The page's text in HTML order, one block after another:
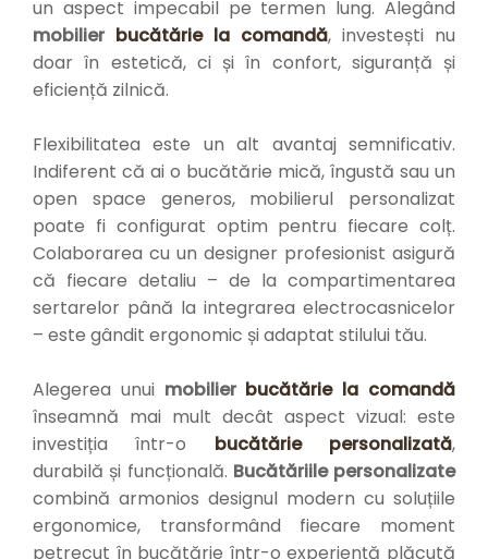
un aspect impecabil pe termen lung. Alegând
mobilier bucătărie la comandă, investești nu
doar în estetică, ci și în confort, siguranță și
eficiență zilnică.
Flexibilitatea este un alt avantaj semnificativ.
Indiferent că ai o bucătărie mică, îngustă sau un
open space generos, mobilierul personalizat
poate fi configurat optim pentru fiecare colț.
Colaborarea cu un designer profesionist asigură
că fiecare detaliu – de la compartimentarea
sertarelor până la integrarea electrocasnicelor
– este gândit ergonomic și adaptat stilului tău.
Alegerea unui mobilier bucătărie la comandă
înseamnă mai mult decât aspect vizual: este
investiția într-o bucătărie personalizată,
durabilă și funcțională. Bucătăriile personalizate
combină armonios designul modern cu soluțiile
ergonomice, transformând fiecare moment
petrecut în bucătărie într-o experiență plăcută